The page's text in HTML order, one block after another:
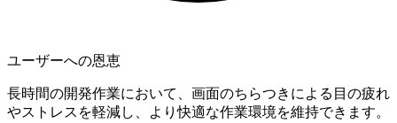
ユーザーへの恩恵
長時間の開発作業において、画面のちらつきによる目の疲れ
やストレスを軽減し、より快適な作業環境を維持できます。